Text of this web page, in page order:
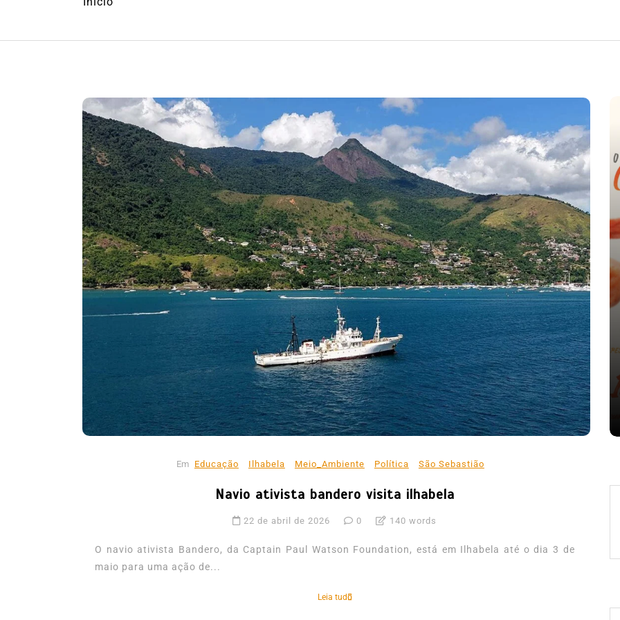
Em Educação Ilhabela Meio_Ambiente Política São Sebastião
Navio ativista bandero visita ilhabela
22 de abril de 2026 0 140 words
O navio ativista Bandero, da Captain Paul Watson Foundation, está em Ilhabela até o dia 3 de
maio para uma ação de...
Leia tudo
Em Cultura Ilhabela
Litoral Norte
Turismo
31º Festival do Camarão
movimenta Ilhabela durante o
mês de agosto
5 de agosto de 2026 0 227 words
Boteco do Camarão
Culinária Caiçara
Cultura Caiçara
Eventos em Ilhabela
Festival do Camarão
Gastronomia
Ilhabela
Litoral Norte Turismo
Em Expresso News
Ilhabela divulga grupos e
primeiros jogos do Campeonato
Municipal de Futebol
6 de agosto de 2026 0 478 words